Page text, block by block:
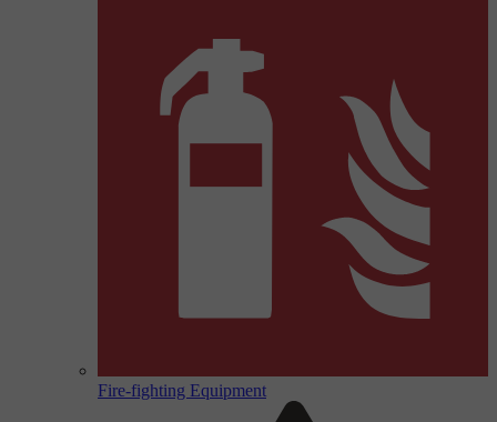
Fire-fighting Equipment